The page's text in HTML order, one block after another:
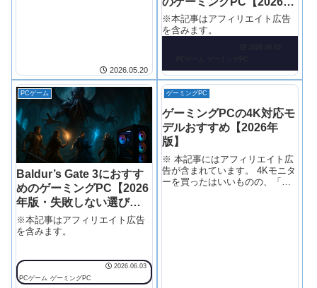
2026.05.20
版・失敗しない選び方】
※本記事はアフィリエイト広告
を含みます。
PCゲーム
Baldur’s Gate 3におすす
めのゲーミングPC【2026
年版・失敗しない選び
方】
※本記事はアフィリエイト広告
を含みます。
2026.06.03
PCゲーム ゲーミングPC
ゲーミングPC
ゲーミングPCの4K対応モ
デルおすすめ【2026年
版】
※ 本記事にはアフィリエイト広
告が含まれています。 4Kモニタ
ーを買ったはいいものの、「ゲ